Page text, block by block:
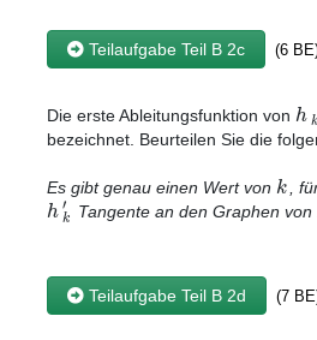
Teilaufgabe Teil B 2c (6
Die erste Ableitungsfunktion von hk
bezeichnet. Beurteilen Sie die
Es gibt genau einen Wert von k ,
h′
k Tangente an den Graphen von
Teilaufgabe Teil B 2d (7